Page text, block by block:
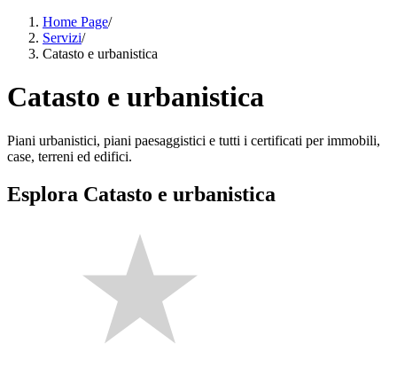
Home Page/
Servizi/
Catasto e urbanistica
Catasto e urbanistica
Piani urbanistici, piani paesaggistici e tutti i certificati per immobili,
case, terreni ed edifici.
Esplora Catasto e urbanistica